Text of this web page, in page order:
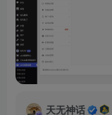
天无神话